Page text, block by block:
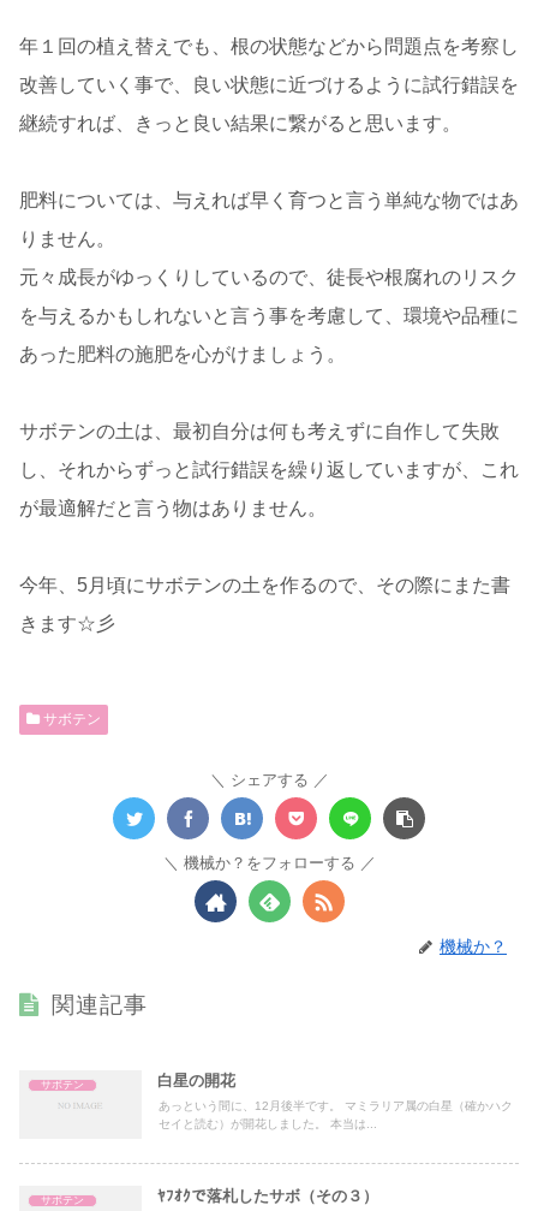
年１回の植え替えでも、根の状態などから問題点を考察し
改善していく事で、良い状態に近づけるように試行錯誤を
継続すれば、きっと良い結果に繋がると思います。
肥料については、与えれば早く育つと言う単純な物ではあ
りません。
元々成長がゆっくりしているので、徒長や根腐れのリスク
を与えるかもしれないと言う事を考慮して、環境や品種に
あった肥料の施肥を心がけましょう。
サボテンの土は、最初自分は何も考えずに自作して失敗
し、それからずっと試行錯誤を繰り返していますが、これ
が最適解だと言う物はありません。
今年、5月頃にサボテンの土を作るので、その際にまた書
きます☆彡
サボテン
シェアする
機械か？をフォローする
機械か？
関連記事
サボテン 白星の開花
あっという間に、12月後半です。 マミラリア属の白星（確かハク
セイと読む）が開花しました。 本当は...
サボテン ﾔﾌｵｸで落札したサボ（その３）